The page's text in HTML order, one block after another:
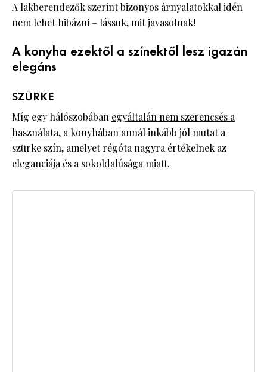
A lakberendezők szerint bizonyos árnyalatokkal idén
nem lehet hibázni – lássuk, mit javasolnak!
A konyha ezektől a színektől lesz igazán
elegáns
SZÜRKE
Míg egy hálószobában egyáltalán nem szerencsés a
használata, a konyhában annál inkább jól mutat a
szürke szín, amelyet régóta nagyra értékelnek az
eleganciája és a sokoldalúsága miatt.